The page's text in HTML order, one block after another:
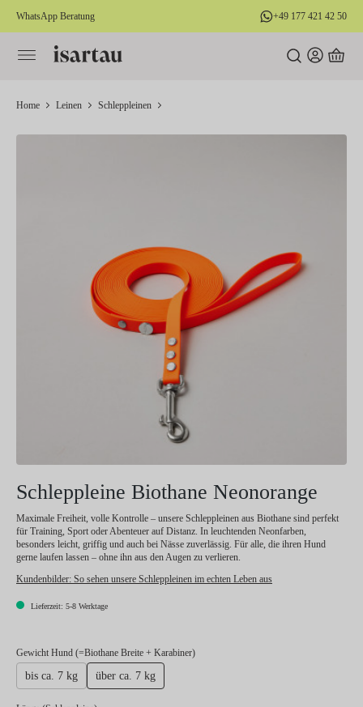
springen
WhatsApp Beratung +49 177 421 42 50
Home Leinen Schleppleinen
Schleppleine Biothane Neonorange
Maximale Freiheit, volle Kontrolle – unsere Schleppleinen aus Biothane sind perfekt
für Training, Sport oder Abenteuer auf Distanz. In leuchtenden Neonfarben,
besonders leicht, griffig und auch bei Nässe zuverlässig. Für alle, die ihren Hund
gerne laufen lassen – ohne ihn aus den Augen zu verlieren.
Kundenbilder: So sehen unsere Schleppleinen im echten Leben aus
Lieferzeit: 5-8 Werktage
Gewicht Hund (=Biothane Breite + Karabiner)auswählen
bis ca. 7 kg über ca. 7 kg